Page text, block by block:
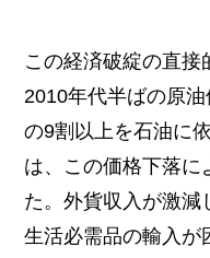
この経済破綻の直接
2010年代半ばの原
の9割以上を石油に
は、この価格下落に
た。外貨収入が激減
生活必需品の輸入が